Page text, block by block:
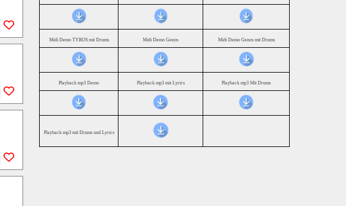
Midi Demo TYROS mit Drums Midi Demo Genos Midi Demo Genos mit Drums
Playback mp3 Demo Playback mp3 mit Lyrics Playback mp3 Mit Drums
Playback mp3 mit Drums und Lyrics